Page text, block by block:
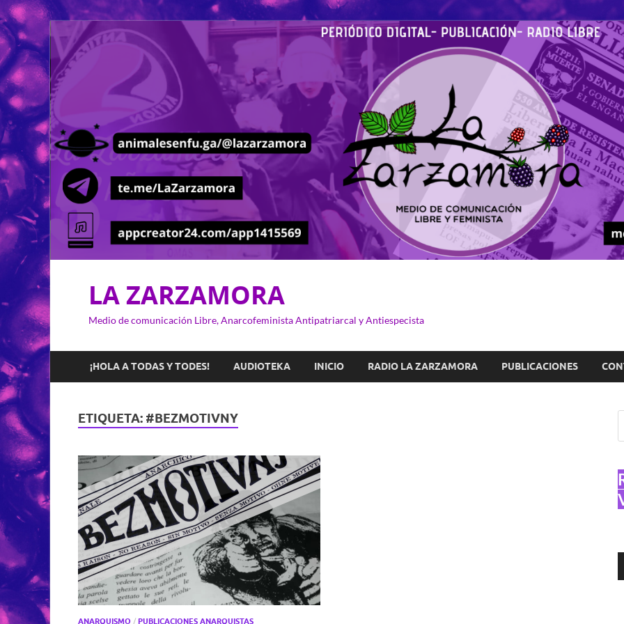
LA ZARZAMORA
Medio de comunicación Libre, Anarcofeminista Antipatriarcal y Antiespecista
¡HOLA A TODAS Y TODES! AUDIOTEKA INICIO RADIO LA ZARZAMORA PUBLICACIONES
ETIQUETA: #BEZMOTIVNY
ANARQUISMO / PUBLICACIONES ANARQUISTAS